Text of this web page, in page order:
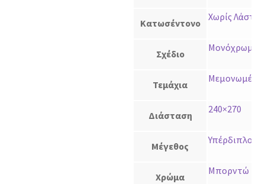
Κατωσέντονο
Χωρίς
Σχέδιο
Μονόχρωμο
Τεμάχια
Μεμονωμένο
Διάσταση
240×270
Μέγεθος
Υπέρδιπλο
Χρώμα
Μπορντώ